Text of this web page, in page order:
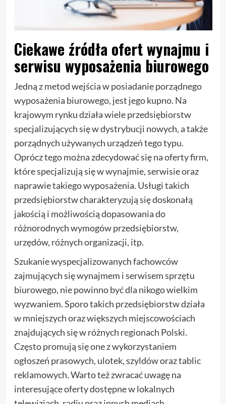
Ciekawe źródła ofert wynajmu i
serwisu wyposażenia biurowego
Jedną z metod wejścia w posiadanie porządnego
wyposażenia biurowego, jest jego kupno. Na
krajowym rynku działa wiele przedsiębiorstw
specjalizujących się w dystrybucji nowych, a także
porządnych używanych urządzeń tego typu.
Oprócz tego można zdecydować się na oferty firm,
które specjalizują się w wynajmie, serwisie oraz
naprawie takiego wyposażenia. Usługi takich
przedsiębiorstw charakteryzują się doskonałą
jakością i możliwością dopasowania do
różnorodnych wymogów przedsiębiorstw,
urzędów, różnych organizacji, itp.
Szukanie wyspecjalizowanych fachowców
zajmujących się wynajmem i serwisem sprzętu
biurowego, nie powinno być dla nikogo wielkim
wyzwaniem. Sporo takich przedsiębiorstw działa
w mniejszych oraz większych miejscowościach
znajdujących się w różnych regionach Polski.
Często promują się one z wykorzystaniem
ogłoszeń prasowych, ulotek, szyldów oraz tablic
reklamowych. Warto też zwracać uwagę na
interesujące oferty dostępne w lokalnych